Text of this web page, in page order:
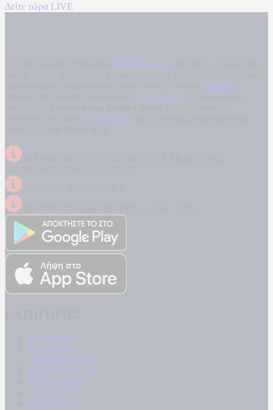
Δείτε τώρα LIVE
kontranews.gr
Kontra
Kontra News
Filathlos.gr
ΠΟΛΙΤΙΚΗ
ΚΟΙΝΩΝΙΑ
ΜΠΟΥΡΛΟΤΟ
ΠΑΡΑΠΟΛΙΤΙΚΑ
ΟΙΚΟΝΟΜΙΑ
ΥΓΕΙΑ
ΕΝΕΡΓΕΙΑ